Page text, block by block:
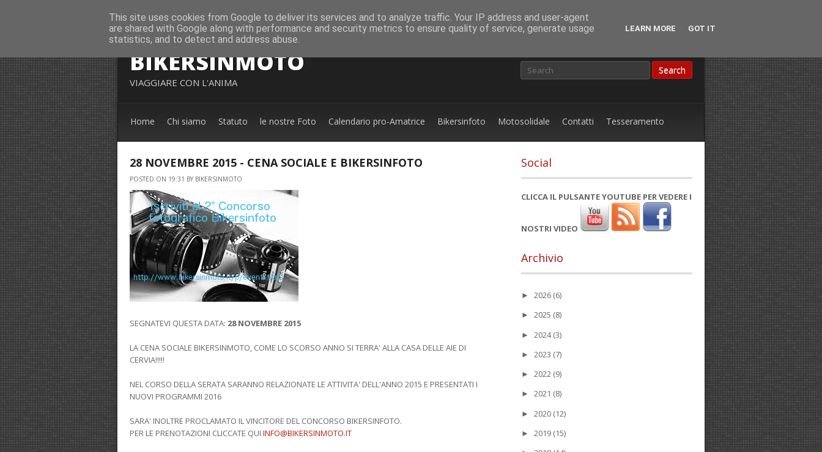
BIKERSINMOTO
VIAGGIARE CON L'ANIMA
Home Chi siamo Statuto le nostre Foto Calendario pro-Amatrice Bikersinfoto Motosolidale Contatti Tesseramento
28 NOVEMBRE 2015 - CENA SOCIALE E BIKERSINFOTO
POSTED ON 19:31 BY BIKERSINMOTO
SEGNATEVI QUESTA DATA: 28 NOVEMBRE 2015
LA CENA SOCIALE BIKERSINMOTO, COME LO SCORSO ANNO SI TERRA' ALLA CASA DELLE AIE DI
CERVIA!!!!!
NEL CORSO DELLA SERATA SARANNO RELAZIONATE LE ATTIVITA' DELL'ANNO 2015 E PRESENTATI I
NUOVI PROGRAMMI 2016
SARA' INOLTRE PROCLAMATO IL VINCITORE DEL CONCORSO BIKERSINFOTO.
PER LE PRENOTAZIONI CLICCATE QUI INFO@BIKERSINMOTO.IT
Social
CLICCA IL PULSANTE YOUTUBE PER VEDERE I
NOSTRI VIDEO
Archivio
► 2026 (6)
► 2025 (8)
► 2024(3)
► 2023 (7)
► 2022 (9)
► 2021 (8)
► 2020 (12)
► 2019 (15)
This site uses cookies from Google to deliver its services and to analyze traffic. Your IP address and user-agent
are shared with Google along with performance and security metrics to ensure quality of service, generate usage
statistics, and to detect and address abuse.
LEARN MORE GOT IT